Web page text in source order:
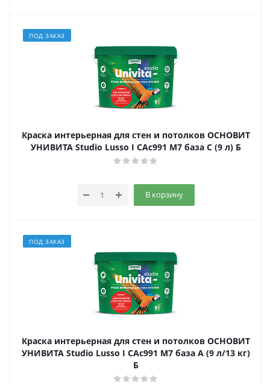
ПОД ЗАКАЗ
Краска интерьерная для стен и потолков ОСНОВИТ
УНИВИТА Studio Lusso I САс991 М7 база С (9 л) Б
В корзину
ПОД ЗАКАЗ
Краска интерьерная для стен и потолков ОСНОВИТ
УНИВИТА Studio Lusso I САс991 М7 база А (9 л/13 кг)
Б